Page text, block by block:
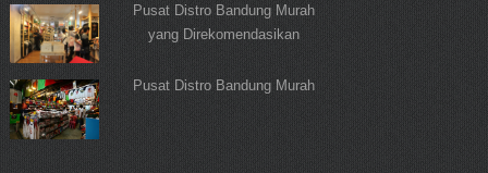
Pusat Distro Bandung Murah
yang Direkomendasikan
Pusat Distro Bandung Murah